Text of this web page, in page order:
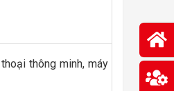
thông minh, máy